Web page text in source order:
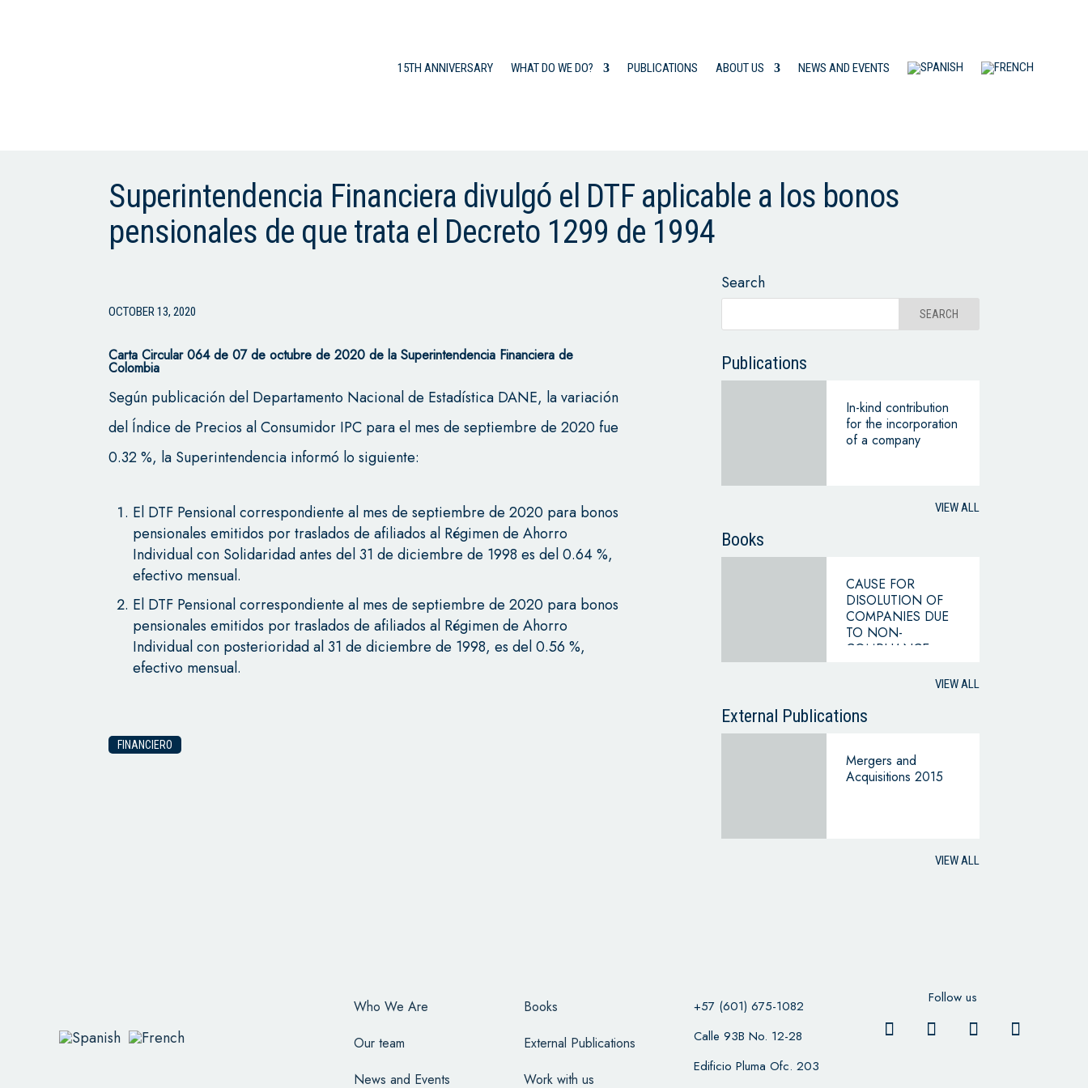
15TH ANNIVERSARY WHAT DO WE DO? PUBLICATIONS ABOUT US NEWS AND EVENTS
Superintendencia Financiera divulgó el DTF aplicable a los bonos
pensionales de que trata el Decreto 1299 de 1994
OCTOBER 13, 2020
Carta Circular 064 de 07 de octubre de 2020 de la Superintendencia Financiera de
Colombia
Según publicación del Departamento Nacional de Estadística DANE, la variación
del Índice de Precios al Consumidor IPC para el mes de septiembre de 2020 fue
0.32 %, la Superintendencia informó lo siguiente:
El DTF Pensional correspondiente al mes de septiembre de 2020 para bonos
pensionales emitidos por traslados de afiliados al Régimen de Ahorro
Individual con Solidaridad antes del 31 de diciembre de 1998 es del 0.64 %,
efectivo mensual.
El DTF Pensional correspondiente al mes de septiembre de 2020 para bonos
pensionales emitidos por traslados de afiliados al Régimen de Ahorro
Individual con posterioridad al 31 de diciembre de 1998, es del 0.56 %,
efectivo mensual.
FINANCIERO
Search
Publications
In-kind contribution
for the incorporation
of a company
VIEW ALL
Books
CAUSE FOR
DISOLUTION OF
COMPANIES DUE
TO NON-
COMPLIANCE
HYPOTHESIS OF
BUSINESS
VIEW ALL
External Publications
Mergers and
Acquisitions 2015
VIEW ALL
Who We Are
Our team
News and Events
Books
External Publications
Work with us
+57 (601) 675-1082
Calle 93B No. 12-28
Edificio Pluma Ofc. 203
Follow us